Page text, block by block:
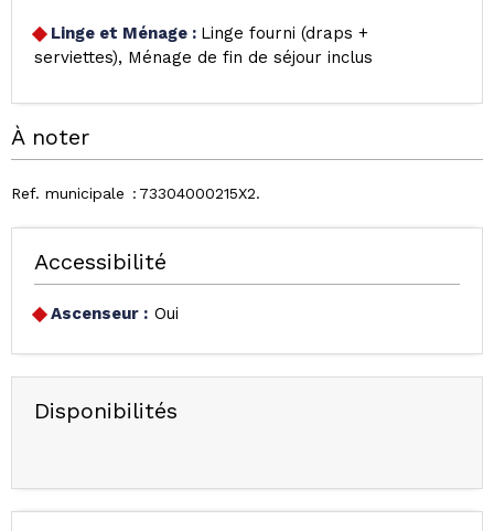
Linge et Ménage : Linge fourni (draps +
serviettes)
Ménage de fin de séjour inclus
À noter
Ref. municipale 73304000215X2
Accessibilité
Ascenseur : Oui
Disponibilités